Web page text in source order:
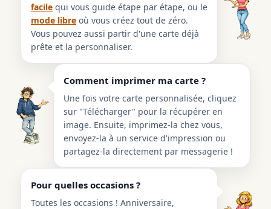
facile qui vous guide étape par étape, ou le
mode libre où vous créez tout de zéro.
Vous pouvez aussi partir d'une carte déjà
prête et la personnaliser.
Comment imprimer ma carte ?
Une fois votre carte personnalisée, cliquez
sur "Télécharger" pour la récupérer en
image. Ensuite, imprimez-la chez vous,
envoyez-la à un service d'impression ou
partagez-la directement par messagerie !
Pour quelles occasions ?
Toutes les occasions ! Anniversaire,